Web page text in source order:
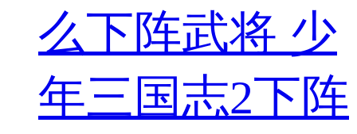
么下阵武将 少
年三国志2下阵